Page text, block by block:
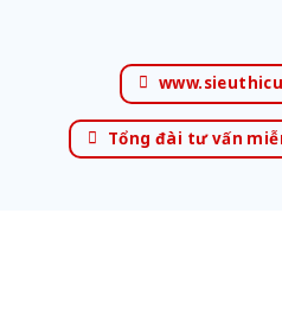
Tổng đài tư vấn